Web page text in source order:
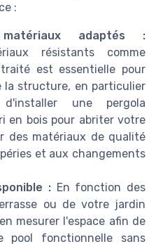
:
adaptés :
résistants comme
est essentielle pour
la structure, en particulier
une pergola
en bois pour abriter votre
des matériaux de qualité
et aux changements
: En fonction des
ou de votre jardin
mesurer l'espace afin de
pool fonctionnelle sans